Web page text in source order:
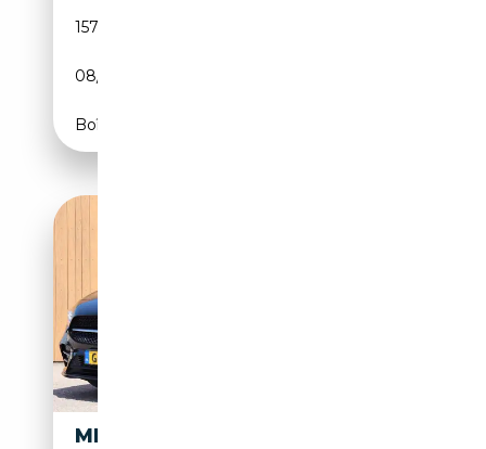
157 501 km
08/2015
Boîte automatique
MERCEDES-BENZ B 250 E